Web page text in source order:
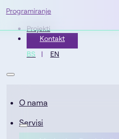
Programiranje
Projekti
Kontakt
BS
EN
O nama
Servisi